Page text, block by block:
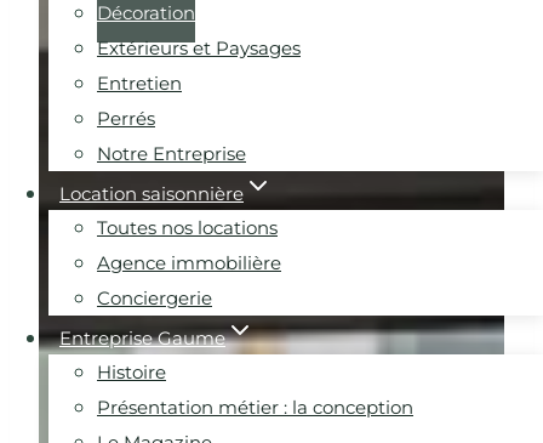
Décoration
Extérieurs et Paysages
Entretien
Perrés
Notre Entreprise
Location saisonnière
Toutes nos locations
Agence immobilière
Conciergerie
Entreprise Gaume
Histoire
Présentation métier : la conception